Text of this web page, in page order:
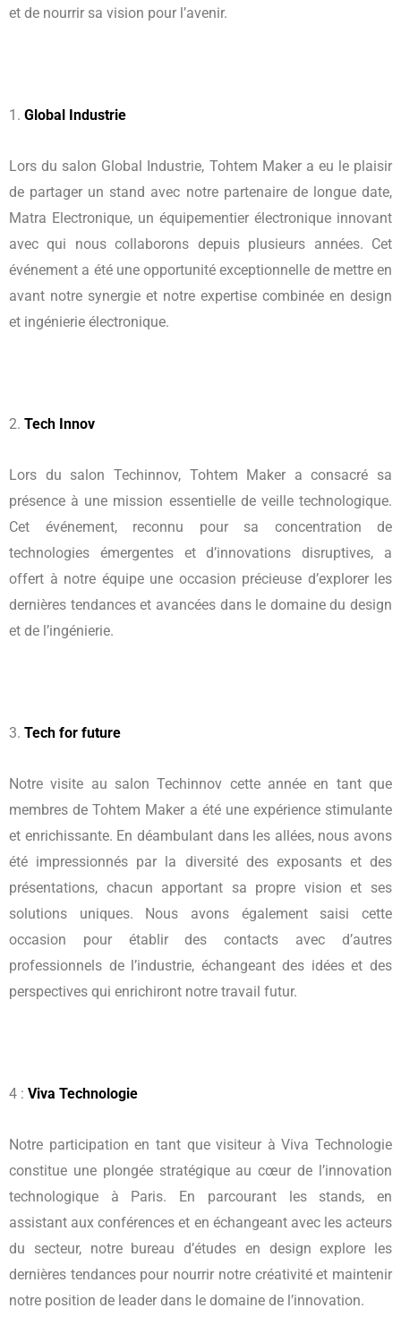
et de nourrir sa vision pour l’avenir.
1. Global Industrie
Lors du salon Global Industrie, Tohtem Maker a eu le plaisir
de partager un stand avec notre partenaire de longue date,
Matra Electronique, un équipementier électronique innovant
avec qui nous collaborons depuis plusieurs années. Cet
événement a été une opportunité exceptionnelle de mettre en
avant notre synergie et notre expertise combinée en design
et ingénierie électronique.
2. Tech Innov
Lors du salon Techinnov, Tohtem Maker a consacré sa
présence à une mission essentielle de veille technologique.
Cet événement, reconnu pour sa concentration de
technologies émergentes et d’innovations disruptives, a
offert à notre équipe une occasion précieuse d’explorer les
dernières tendances et avancées dans le domaine du design
et de l’ingénierie.
3. Tech for future
Notre visite au salon Techinnov cette année en tant que
membres de Tohtem Maker a été une expérience stimulante
et enrichissante. En déambulant dans les allées, nous avons
été impressionnés par la diversité des exposants et des
présentations, chacun apportant sa propre vision et ses
solutions uniques. Nous avons également saisi cette
occasion pour établir des contacts avec d’autres
professionnels de l’industrie, échangeant des idées et des
perspectives qui enrichiront notre travail futur.
4 : Viva Technologie
Notre participation en tant que visiteur à Viva Technologie
constitue une plongée stratégique au cœur de l’innovation
technologique à Paris. En parcourant les stands, en
assistant aux conférences et en échangeant avec les acteurs
du secteur, notre bureau d’études en design explore les
dernières tendances pour nourrir notre créativité et maintenir
notre position de leader dans le domaine de l’innovation.